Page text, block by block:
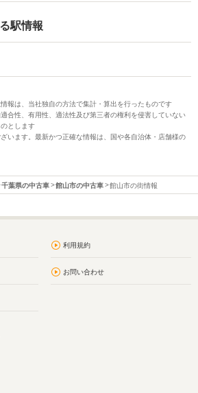
駅情報
報は、当社独自の方法で集計・算出を行ったものです
合性、有用性、適法性及び第三者の権利を侵害していない
とします
います。最新かつ正確な情報は、国や各自治体・店舗様の
千葉県の中古車 館山市の中古車 館山市の街情報
利用規約
お問い合わせ